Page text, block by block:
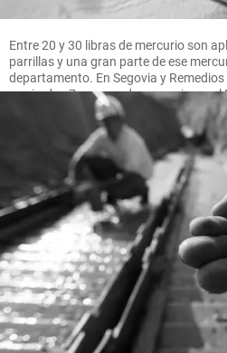
Entre 20 y 30 libras de mercurio son
parrillas y una gran parte de ese
departamento. En Segovia y
se pierden 7 gramos de mercurio, en
FOTO MANUEL SALDARRIAGA